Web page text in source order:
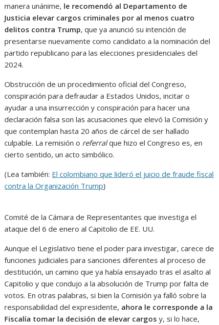
manera unánime, le recomendó al Departamento de
Justicia elevar cargos criminales por al menos cuatro
delitos contra Trump, que ya anunció su intención de
presentarse nuevamente como candidato a la nominación del
partido republicano para las elecciones presidenciales del
2024.
Obstrucción de un procedimiento oficial del Congreso,
conspiración para defraudar a Estados Unidos, incitar o
ayudar a una insurrección y conspiración para hacer una
declaración falsa son las acusaciones que elevó la Comisión y
que contemplan hasta 20 años de cárcel de ser hallado
culpable. La remisión o referralque hizo el Congreso es, en
cierto sentido, un acto simbólico.
(Lea también: El colombiano que lideró el juicio de fraude fiscal
contra la Organización Trump)
Comité de la Cámara de Representantes que investiga el
ataque del 6 de enero al Capitolio de EE. UU.
Aunque el Legislativo tiene el poder para investigar, carece de
funciones judiciales para sanciones diferentes al proceso de
destitución, un camino que ya había ensayado tras el asalto al
Capitolio y que condujo a la absolución de Trump por falta de
votos. En otras palabras, si bien la Comisión ya falló sobre la
responsabilidad del expresidente, ahora le corresponde a la
Fiscalía tomar la decisión de elevar cargos y, si lo hace,